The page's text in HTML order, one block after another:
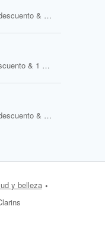
2 Cupones descuento & 1 Oferta
1 Cupón descuento & 1 Oferta
2 Cupones descuento & 1 Oferta
y belleza